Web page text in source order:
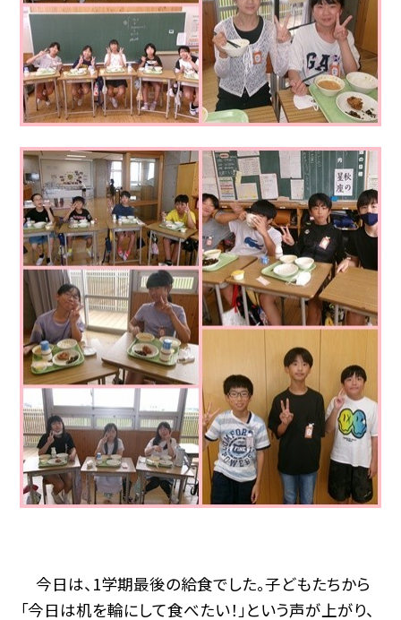
今日は、1学期最後の給食でした。子どもたちから
「今日は机を輪にして食べたい！」という声が上がり、